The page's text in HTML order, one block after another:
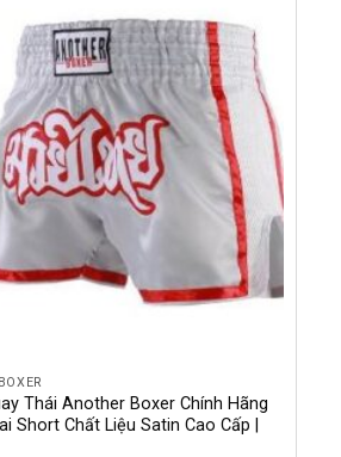
thích
Thái Another Boxer Chính Hãng
Short Chất Liệu Satin Cao Cấp |